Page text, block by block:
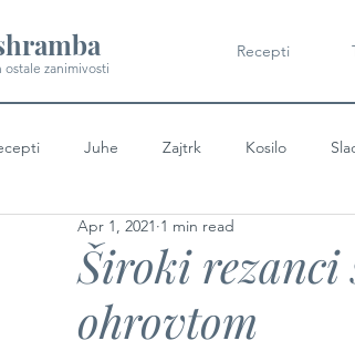
ostale zanimivosti
Recepti
Juhe Zajtrk Kosilo
Široki rezanci
ohrovtom
Apr 1, 2021 1 min read